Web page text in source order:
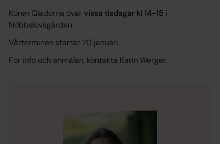
Kören Gladorna övar vissa tisdagar kl 14-15 i
Nöbbelövsgården.
Vårterminen startar 20 januari.
För info och anmälan, kontakta Karin Werger.